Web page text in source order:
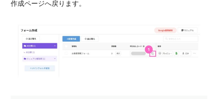
作成ページへ戻ります。